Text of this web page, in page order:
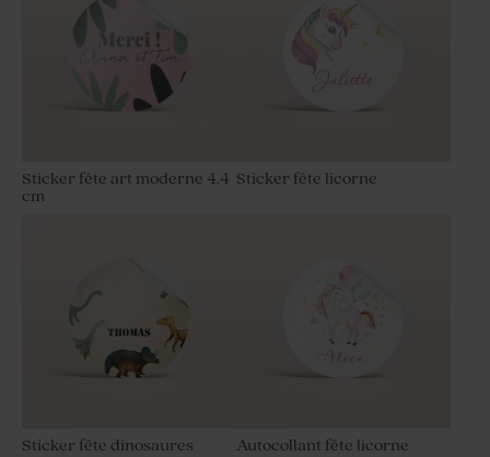
Sticker fête art moderne 4,4
cm
Sticker fête licorne
Sticker fête dinosaures Autocollant fête licorne